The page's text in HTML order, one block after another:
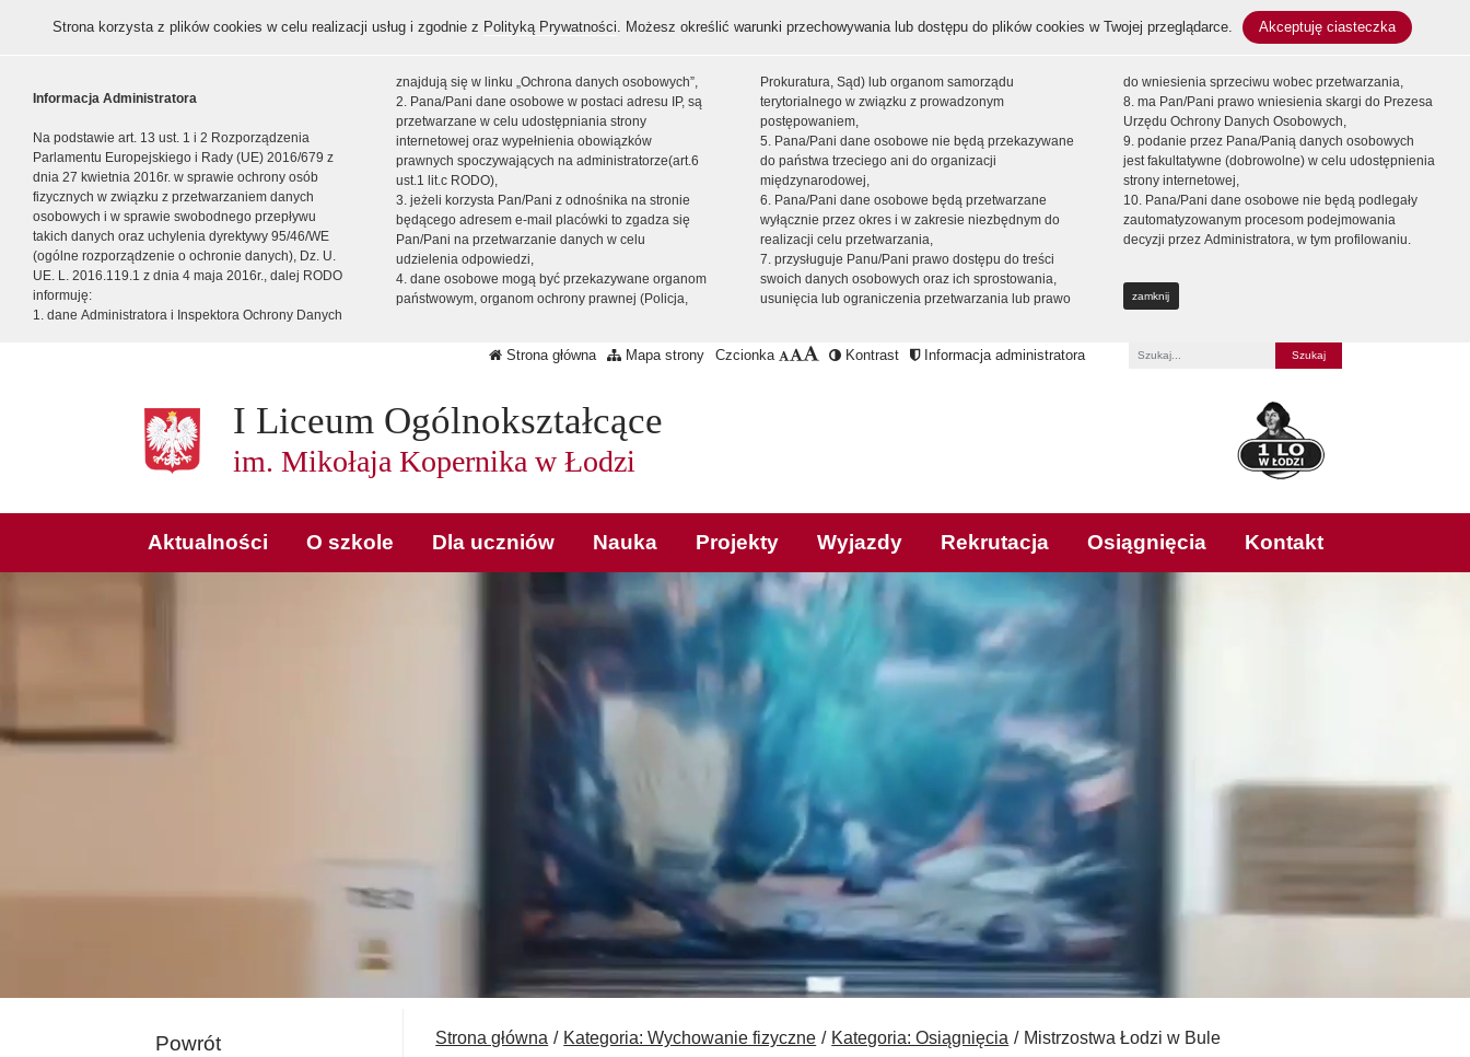
Strona korzysta z plików cookies w celu realizacji usług i zgodnie z Polityką Prywatności. Możesz określić warunki przechowywania lub dostępu do plików cookies w Twojej przeglądarce. Akceptuję ciasteczka
Informacja Administratora
Na podstawie art. 13 ust. 1 i 2 Rozporządzenia
Parlamentu Europejskiego i Rady (UE) 2016/679 z
dnia 27 kwietnia 2016r. w sprawie ochrony osób
fizycznych w związku z przetwarzaniem danych
osobowych i w sprawie swobodnego przepływu
takich danych oraz uchylenia dyrektywy 95/46/WE
(ogólne rozporządzenie o ochronie danych), Dz. U.
UE. L. 2016.119.1 z dnia 4 maja 2016r., dalej RODO
informuję:
1. dane Administratora i Inspektora Ochrony Danych
znajdują się w linku „Ochrona danych osobowych”,
2. Pana/Pani dane osobowe w postaci adresu IP, są
przetwarzane w celu udostępniania strony
internetowej oraz wypełnienia obowiązków
prawnych spoczywających na administratorze(art.6
ust.1 lit.c RODO),
3. jeżeli korzysta Pan/Pani z odnośnika na stronie
będącego adresem e-mail placówki to zgadza się
Pan/Pani na przetwarzanie danych w celu
udzielenia odpowiedzi,
4. dane osobowe mogą być przekazywane organom
państwowym, organom ochrony prawnej (Policja,
Prokuratura, Sąd) lub organom samorządu
terytorialnego w związku z prowadzonym
postępowaniem,
5. Pana/Pani dane osobowe nie będą przekazywane
do państwa trzeciego ani do organizacji
międzynarodowej,
6. Pana/Pani dane osobowe będą przetwarzane
wyłącznie przez okres i w zakresie niezbędnym do
realizacji celu przetwarzania,
7. przysługuje Panu/Pani prawo dostępu do treści
swoich danych osobowych oraz ich sprostowania,
usunięcia lub ograniczenia przetwarzania lub prawo
do wniesienia sprzeciwu wobec przetwarzania,
8. ma Pan/Pani prawo wniesienia skargi do Prezesa
Urzędu Ochrony Danych Osobowych,
9. podanie przez Pana/Panią danych osobowych
jest fakultatywne (dobrowolne) w celu udostępnienia
strony internetowej,
10. Pana/Pani dane osobowe nie będą podlegały
zautomatyzowanym procesom podejmowania
decyzji przez Administratora, w tym profilowaniu.
zamknij
Strona główna Mapa strony Czcionka Kontrast
Informacja administratora
I Liceum Ogólnokształcące
im. Mikołaja Kopernika w Łodzi
Aktualności O szkole Dla uczniów Nauka Projekty Wyjazdy Rekrutacja Osiągnięcia Kontakt
Strona główna Kategoria: Wychowanie fizyczne Kategoria: Osiągnięcia Mistrzostwa Łodzi w Bule
Powrót